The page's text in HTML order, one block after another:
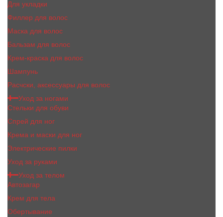
Для укладки
Филлер для волос
Маска для волос
Бальзам для волос
Крем-краска для волос
Шампунь
Расчски, аксессуары для волос
Уход за ногами
Стельки для обуви
Спрей для ног
Крема и маски для ног
Электрические пилки
Уход за руками
Уход за телом
Автозагар
Крем для тела
Обертывание